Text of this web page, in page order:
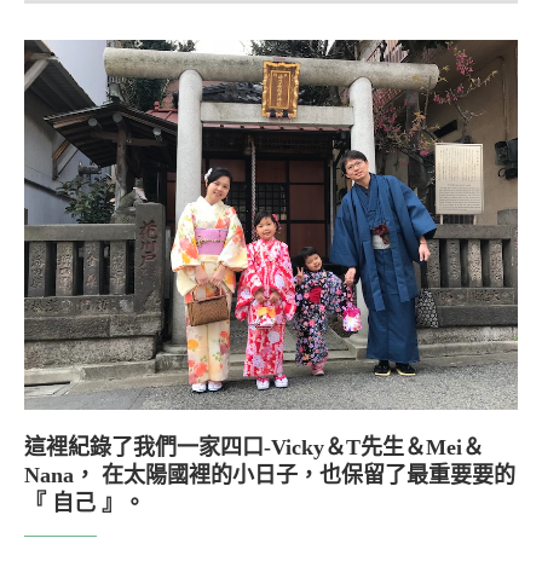
這裡紀錄了我們一家四口-Vicky＆T先生＆Mei＆
Nana， 在太陽國裡的小日子，也保留了最重要要的
『 自己 』。